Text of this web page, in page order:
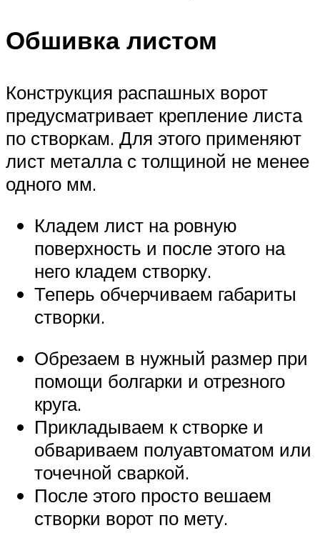
Обшивка листом
Конструкция распашных ворот
предусматривает крепление листа
по створкам. Для этого применяют
лист металла с толщиной не менее
одного мм.
Кладем лист на ровную
поверхность и после этого на
него кладем створку.
Теперь обчерчиваем габариты
створки.
Обрезаем в нужный размер при
помощи болгарки и отрезного
круга.
Прикладываем к створке и
обвариваем полуавтоматом или
точечной сваркой.
После этого просто вешаем
створки ворот по мету.